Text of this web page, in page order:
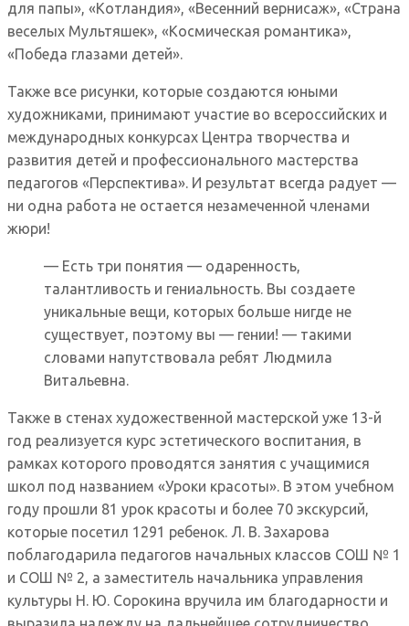
для папы», «Котландия», «Весенний вернисаж», «Страна
веселых Мультяшек», «Космическая романтика»,
«Победа глазами детей».
Также все рисунки, которые создаются юными
художниками, принимают участие во всероссийских и
международных конкурсах Центра творчества и
развития детей и профессионального мастерства
педагогов «Перспектива». И результат всегда радует —
ни одна работа не остается незамеченной членами
жюри!
— Есть три понятия — одаренность,
талантливость и гениальность. Вы создаете
уникальные вещи, которых больше нигде не
существует, поэтому вы — гении! — такими
словами напутствовала ребят Людмила
Витальевна.
Также в стенах художественной мастерской уже 13-й
год реализуется курс эстетического воспитания, в
рамках которого проводятся занятия с учащимися
школ под названием «Уроки красоты». В этом учебном
году прошли 81 урок красоты и более 70 экскурсий,
которые посетил 1291 ребенок. Л. В. Захарова
поблагодарила педагогов начальных классов СОШ № 1
и СОШ № 2, а заместитель начальника управления
культуры Н. Ю. Сорокина вручила им благодарности и